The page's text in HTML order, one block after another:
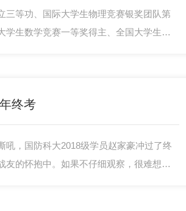
三等功、国际大学生物理竞赛银奖团队第
学生数学竞赛一等奖得主、全国大学生数
终考
吼，国防科大2018级学员赵家豪冲过了终
友的怀抱中。如果不仔细观察，很难想象